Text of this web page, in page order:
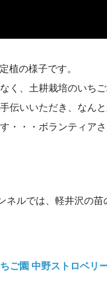
植の様子です。
く、土耕栽培のいちご
伝いいただき、なん
・・・ボランティアさ
ネルでは、軽井沢の
ご園 中野ストロベリ